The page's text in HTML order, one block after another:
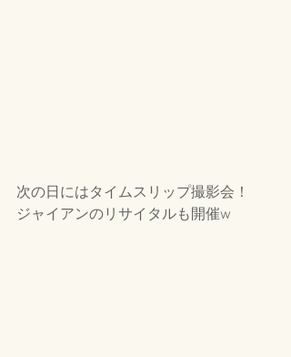
次の日にはタイムスリップ撮影会！
ジャイアンのリサイタルも開催w